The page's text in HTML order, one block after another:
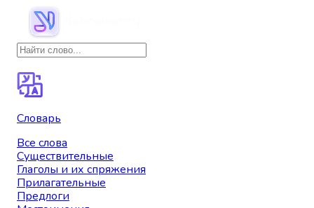
Словарь
Все слова
Существительные
Глаголы и их спряжения
Прилагательные
Предлоги